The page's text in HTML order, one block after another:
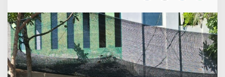
t
a
r
a
m
M
e